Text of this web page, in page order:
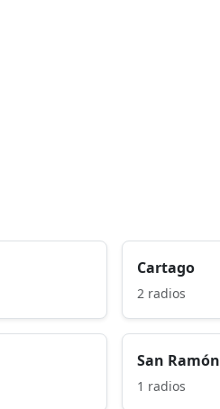
Cartago
2 radios
San Ramón
1 radios